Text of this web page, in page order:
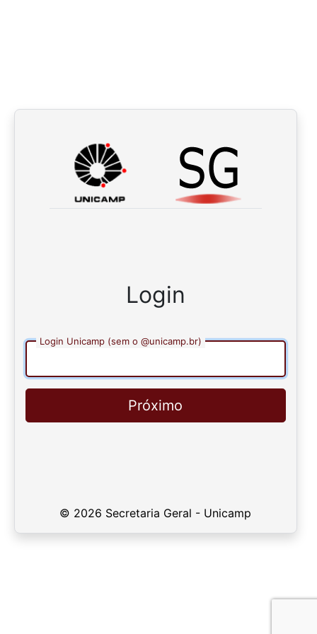
Login
Login Unicamp (sem o @unicamp.br)
Próximo
© 2026 Secretaria Geral - Unicamp